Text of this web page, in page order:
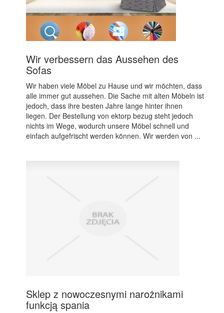
Wir verbessern das Aussehen des
Sofas
Wir haben viele Möbel zu Hause und wir möchten, dass
alle immer gut aussehen. Die Sache mit alten Möbeln ist
jedoch, dass ihre besten Jahre lange hinter ihnen
liegen. Der Bestellung von ektorp bezug steht jedoch
nichts im Wege, wodurch unsere Möbel schnell und
einfach aufgefrischt werden können. Wir werden von ...
Sklep z nowoczesnymi narożnikami
funkcją spania